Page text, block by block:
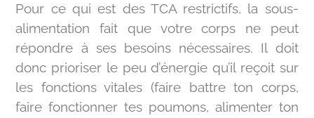
Pour ce qui est des TCA restrictifs, la sous-
alimentation fait que votre corps ne peut
répondre à ses besoins nécessaires. Il doit
donc prioriser le peu d’énergie qu’il reçoit sur
les fonctions vitales (faire battre ton corps,
faire fonctionner tes poumons, alimenter ton